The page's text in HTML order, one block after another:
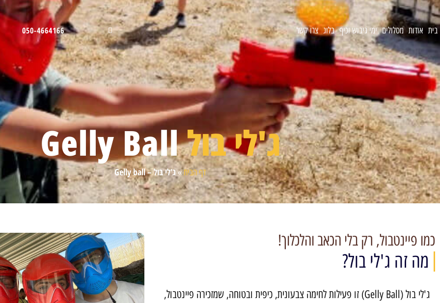
בית אודות מסלולים ימי גיבוש וכיף בלוג צרו קשר 050-4664166
ג'לי בולGelly Ball
דף הבית» ג'לי בול – Gelly ball
כמו פיינטבול, רק בלי הכאב והלכלוך!
מה זה ג'לי בול?
ג'לי בול (Gelly Ball) זו פעילות לחימה צבעונית, כיפית ובטוחה, שמזכירה פיינטבול,